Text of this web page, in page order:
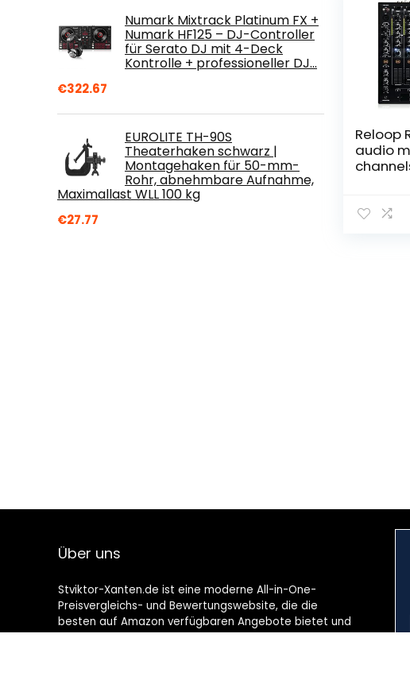
Numark Mixtrack Platinum FX +
Numark HF125 – DJ-Controller
für Serato DJ mit 4-Deck
Kontrolle + professioneller DJ…
€322.67
EUROLITE TH-90S
Theaterhaken schwarz |
Montagehaken für 50-mm-
Rohr, abnehmbare Aufnahme,
Maximallast WLL 100 kg
€27.77
Reloop
audio
Über uns
Stviktor-Xanten.de ist eine moderne All-in-One-
Preisvergleichs- und Bewertungswebsite, die die
besten auf Amazon verfügbaren Angebote bietet und
Sie durch die neuesten hinzugefügten Blogs auf dem